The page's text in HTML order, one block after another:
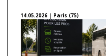
14.05.2026 | Paris (75)